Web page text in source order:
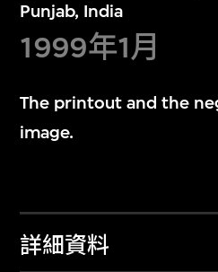
Punjab, India
1999年1月
The printout and the
image.
詳細資料